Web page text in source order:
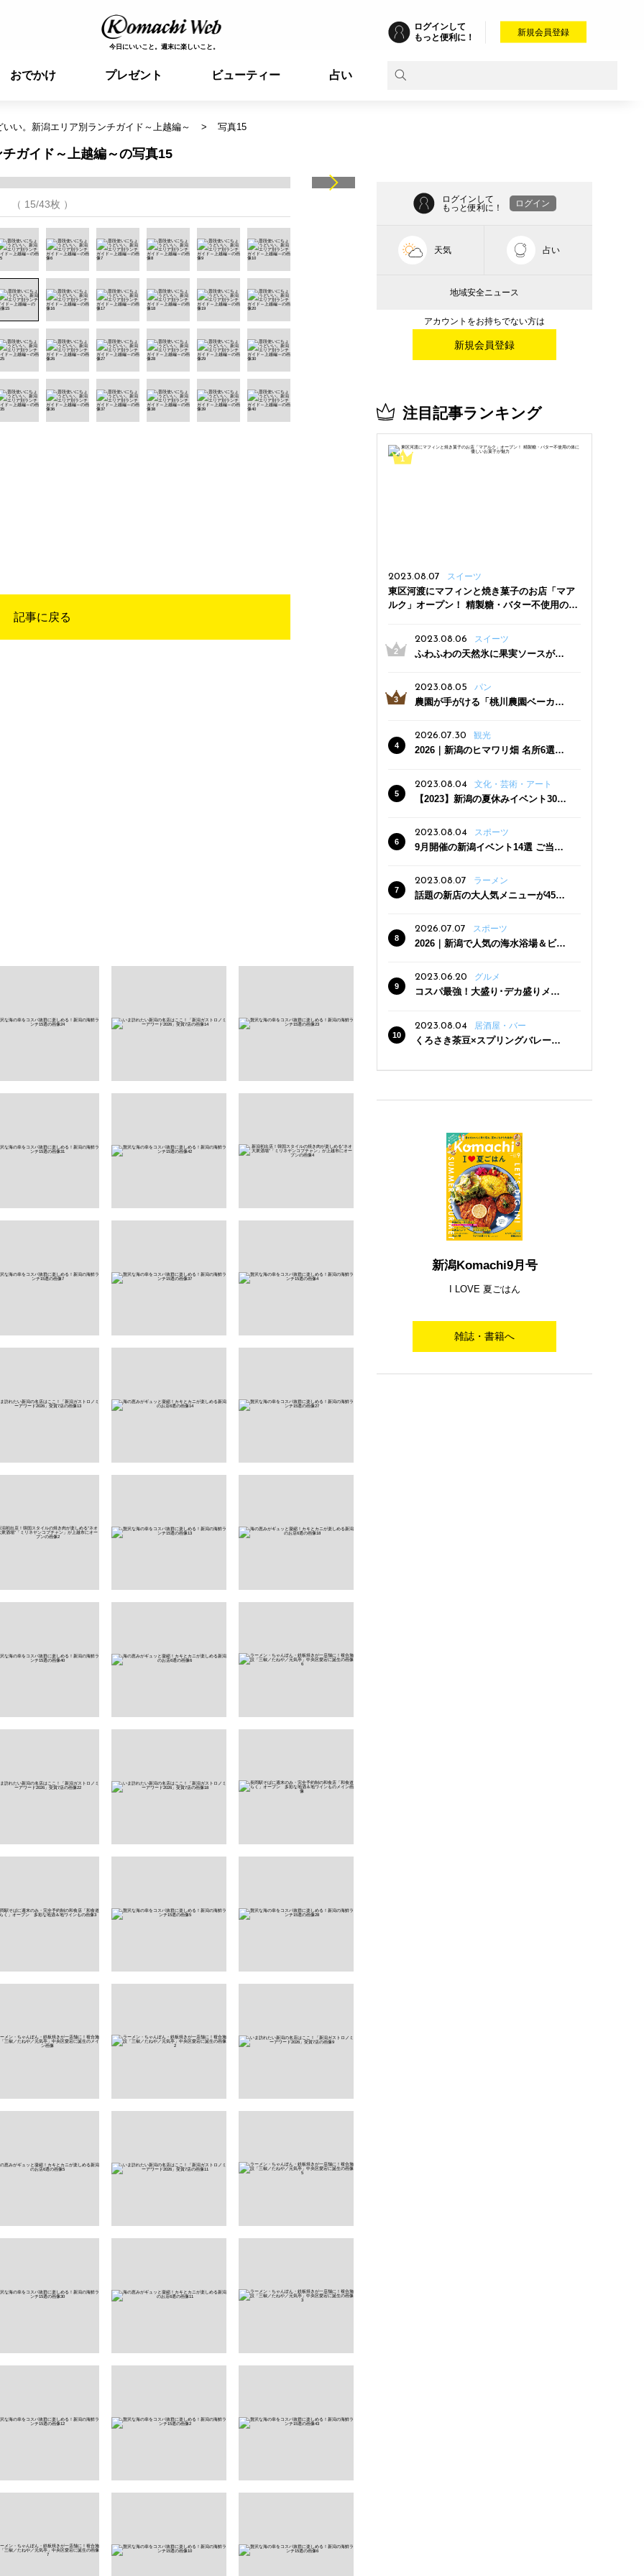
今日にいいこと。週末に楽しいこと。
ログインして
もっと便利に！
新規会員登録
おでかけ プレゼント ビューティー 占い
い。新潟エリア別ランチガイド～上越編～ 写真15
ガイド～上越編～の写真15
（ 15/43枚 ）
記事に戻る
ログインして
もっと便利に！
ログイン
天気 占い
地域安全ニュース
アカウントをお持ちでない方は
新規会員登録
注目記事ランキング
2023.08.07 スイーツ
東区河渡にマフィンと焼き菓子のお店「マア
ルク」オープン！ 精製糖・バター不使用の体
2023.08.06
スイーツ
ふわふわの天然氷に果実ソースがた
三条駅近くにオープン
2023.08.05 パン
農園が手がける「桃川農園ベーカリ
った焼きたてパンのほか、ジェラー
トやスムージーも
2026.07.30 観光
2026｜新潟のヒマワリ畑 名所6選
2023.08.04
文化・芸術・アート
【2023】新潟の夏休みイベント30
2023.08.04
スポーツ
9月開催の新潟イベント14選 ご当地
2023.08.07 ラーメン
話題の新店の大人気メニューが450
クーポン登場
2026.07.07 スポーツ
2026｜新潟で人気の海水浴場＆ビー
2023.06.20
グルメ
コスパ最強！大盛り･デカ盛りメニ
2023.08.04
居酒屋・バー
くろさき茶豆×スプリングバレー豊
新潟Komachi9月号
I LOVE 夏ごはん
雑誌・書籍へ